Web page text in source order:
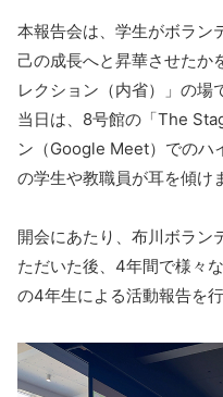
本報告会は、学生がボラン
己の成長へと昇華させたか
レクション（内省）」の場
当日は、8号館の「The
ン（Google Meet）でのハ
の学生や教職員が耳を傾け
開会にあたり、布川ボラン
ただいた後、4年間で様々
の4年生による活動報告を行